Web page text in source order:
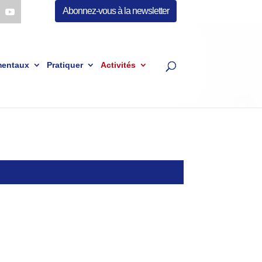
Abonnez-vous à la newsletter
Pratiquer Activités